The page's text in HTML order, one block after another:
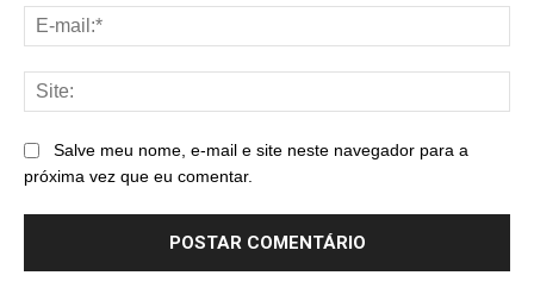
Salve meu nome, e-mail e site neste navegador para a
próxima vez que eu comentar.